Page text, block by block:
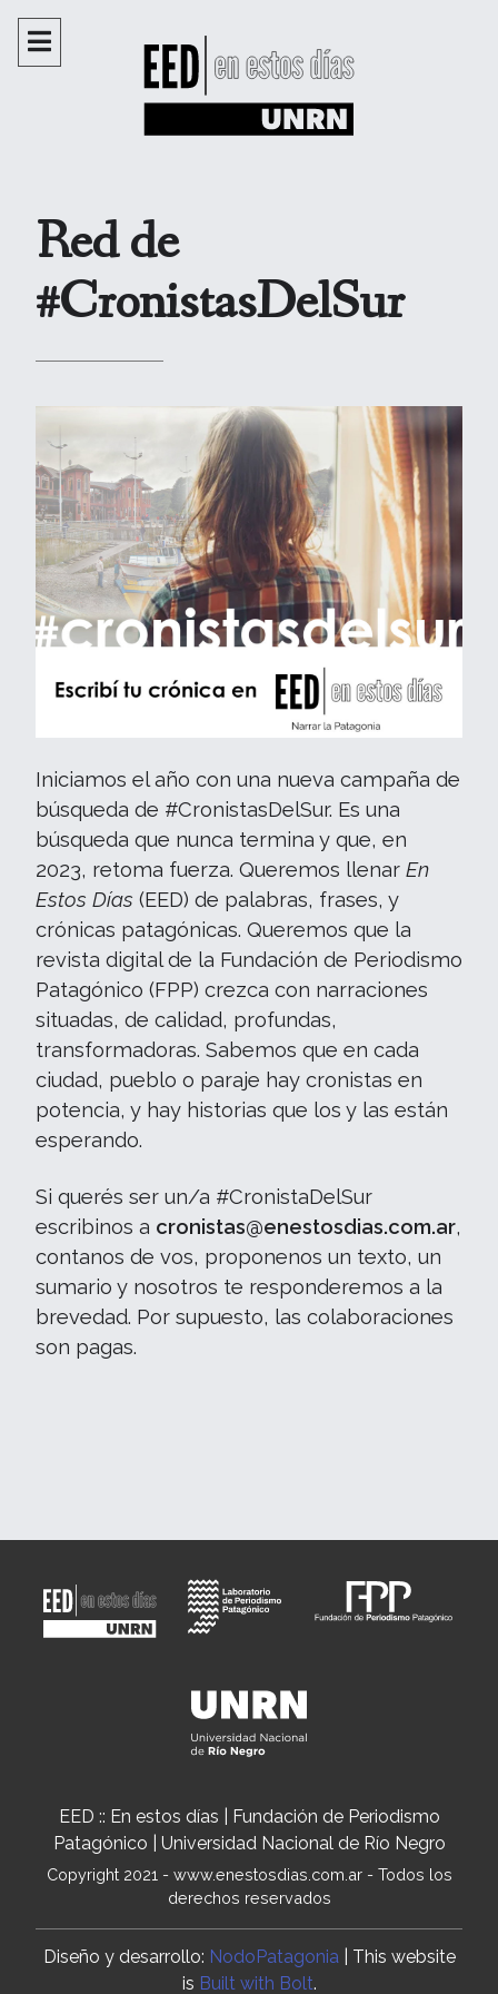
Red de
#CronistasDelSur
Iniciamos el año con una nueva campaña de
búsqueda de #CronistasDelSur. Es una
búsqueda que nunca termina y que, en
2023, retoma fuerza. Queremos llenar En
Estos Días (EED) de palabras, frases, y
crónicas patagónicas. Queremos que la
revista digital de la Fundación de Periodismo
Patagónico (FPP) crezca con narraciones
situadas, de calidad, profundas,
transformadoras. Sabemos que en cada
ciudad, pueblo o paraje hay cronistas en
potencia, y hay historias que los y las están
esperando.
Si querés ser un/a #CronistaDelSur
escribinos a cronistas@enestosdias.com.ar,
contanos de vos, proponenos un texto, un
sumario y nosotros te responderemos a la
brevedad. Por supuesto, las colaboraciones
son pagas.
EED :: En estos días | Fundación de Periodismo
Patagónico | Universidad Nacional de Río Negro
Copyright 2021 - www.enestosdias.com.ar - Todos los
derechos reservados
Diseño y desarrollo: NodoPatagonia| This website
is Built with Bolt.